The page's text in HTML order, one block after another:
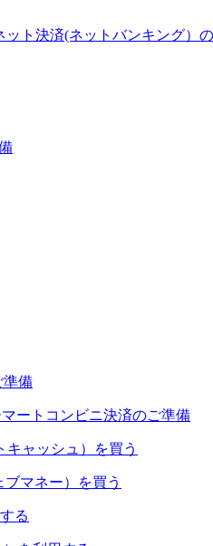
ット決済(ネットバンキング）
準備
ートコンビニ決済のご準備
キャッシュ）を買う
ブマネー）を買う
る